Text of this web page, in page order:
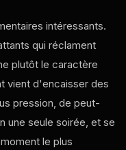
intéressants.
qui réclament
plutôt le caractère
vient d'encaisser des
pression, de peut-
une seule soirée, et se
le plus